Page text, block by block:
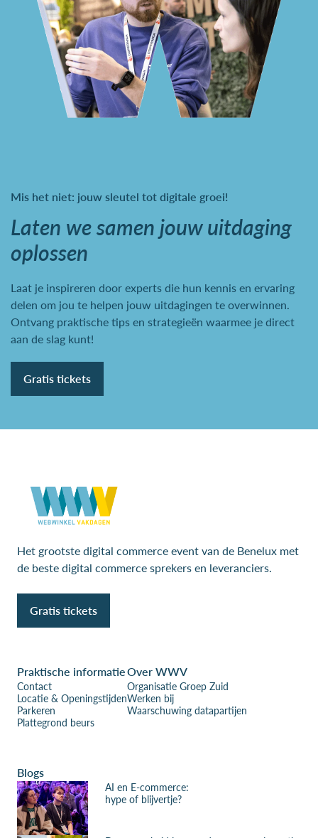
Mis het niet: jouw sleutel tot digitale groei!
Laten we samen jouw uitdaging
oplossen
Laat je inspireren door experts die hun kennis en ervaring
delen om jou te helpen jouw uitdagingen te overwinnen.
Ontvang praktische tips en strategieën waarmee je direct
aan de slag kunt!
Gratis tickets
Het grootste digital commerce event van de Benelux met
de beste digital commerce sprekers en leveranciers.
Gratis tickets
Praktische informatie
Contact
Locatie & Openingstijden
Parkeren
Plattegrond beurs
Over WWV
Organisatie Groep Zuid
Werken bij
Waarschuwing datapartijen
Blogs
AI en E-commerce:
hype of blijvertje?